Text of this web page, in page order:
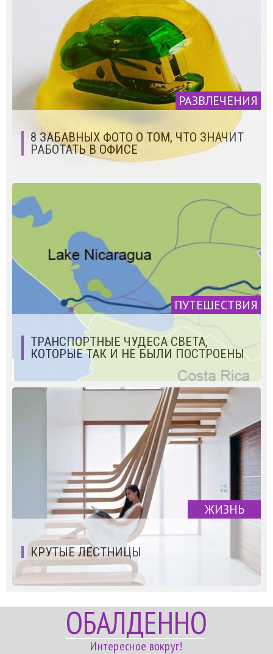
РАЗВЛЕЧЕНИЯ
8 ЗАБАВНЫХ ФОТО О ТОМ, ЧТО ЗНАЧИТ
РАБОТАТЬ В ОФИСЕ
ПУТЕШЕСТВИЯ
ТРАНСПОРТНЫЕ ЧУДЕСА СВЕТА,
КОТОРЫЕ ТАК И НЕ БЫЛИ ПОСТРОЕНЫ
ЖИЗНЬ
КРУТЫЕ ЛЕСТНИЦЫ
ОБАЛДЕННО
Интересное вокруг!